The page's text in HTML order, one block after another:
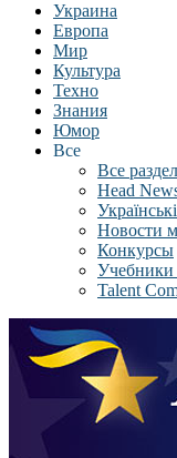
Украина
Европа
Мир
Культура
Техно
Знания
Юмор
Все
Все
Head
Новости
Конкурсы
Учебники
Talent